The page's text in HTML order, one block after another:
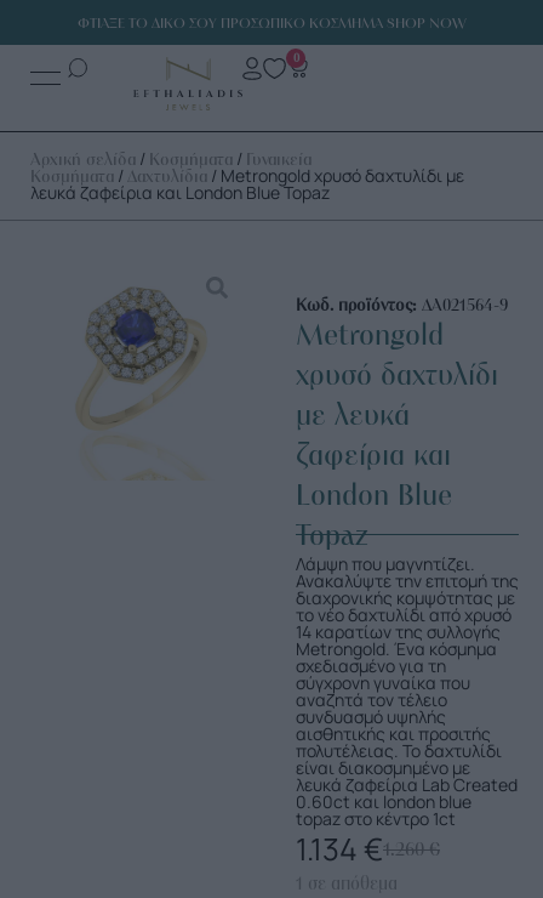
ΦΤΙΑΞΕ ΤΟ ΔΙΚΟ ΣΟΥ ΠΡΟΣΩΠΙΚΟ ΚΟΣΜΗΜΑ SHOP NOW
0
Αρχική σελίδα / Κοσμήματα / Γυναικεία
Κοσμήματα / Δαχτυλίδια / Metrongold χρυσό δαχτυλίδι με
λευκά ζαφείρια και London Blue Topaz
Κωδ. προϊόντος: ΔΑ021564-9
Metrongold
χρυσό δαχτυλίδι
με λευκά
ζαφείρια και
London Blue
Topaz
Λάμψη που μαγνητίζει.
Ανακαλύψτε την επιτομή της
διαχρονικής κομψότητας με
το νέο δαχτυλίδι από χρυσό
14 καρατίων της συλλογής
Metrongold. Ένα κόσμημα
σχεδιασμένο για τη
σύγχρονη γυναίκα που
αναζητά τον τέλειο
συνδυασμό υψηλής
αισθητικής και προσιτής
πολυτέλειας. Το δαχτυλίδι
είναι διακοσμημένο με
λευκά ζαφείρια Lab Created
0.60ct και london blue
topaz στο κέντρο 1ct
1.260€
1.134 €
1 σε απόθεμα